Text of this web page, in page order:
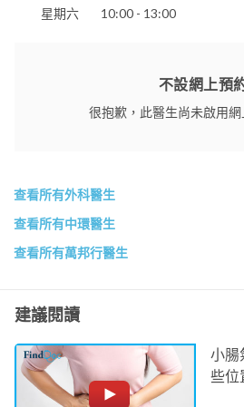
星期六
10:00 - 13:00
不設網上預
很抱歉，此醫生尚未啟用網
查看所有外科醫生
查看所有中環醫生
查看所有萬邦行醫生
建議閱讀
小腸
些位